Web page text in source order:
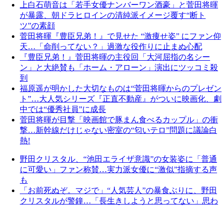
上白石萌音は「若手女優ナンバーワン酒豪」と菅田将暉
が暴露、朝ドラヒロインの清純派イメージ覆す“断ト
ツ”の素顔
菅田将暉『豊臣兄弟！』で見せた “激痩せ姿” にファン仰
天…「命削ってない？」過激な役作りに止まぬ心配
『豊臣兄弟！』菅田将暉の主役回「大河屈指の名シー
ン」と大絶賛も「ホーム・アローン」演出にツッコミ殺
到
福原遥が明かした大切なものは“菅田将暉からのプレゼン
ト”…大人気シリーズ『正直不動産』がついに映画化、劇
中では“優秀社員”に成長
菅田将暉が目撃「映画館で豚まん食べるカップル」の衝
撃…新幹線だけじゃない密室の“匂いテロ”問題に議論白
熱!
野田クリスタル、“池田エライザ意識”の女装姿に「普通
に可愛い」ファン称賛…実力派女優に“激似”指摘する声
も
「お前死ぬぞ。マジで」“人気芸人”の暴食ぶりに、野田
クリスタルが警鐘…「長生きしようと思ってない」思わ